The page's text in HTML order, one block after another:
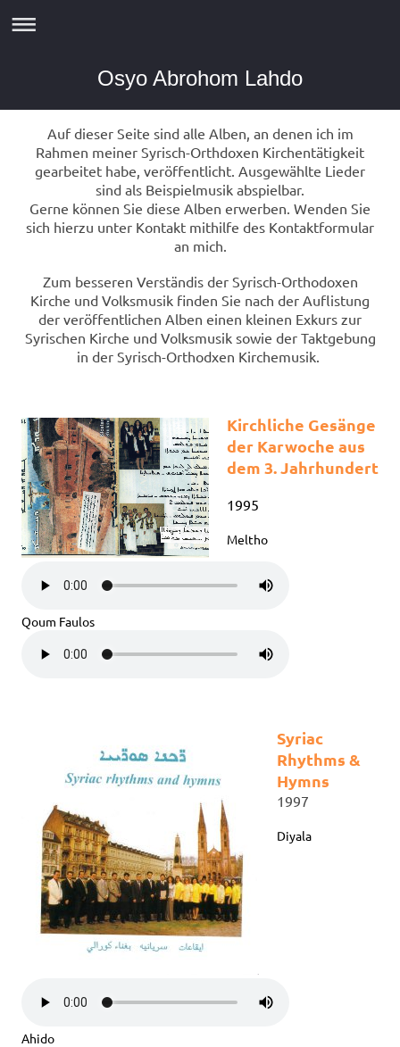
Osyo Abrohom Lahdo
Auf dieser Seite sind alle Alben, an denen ich im
Rahmen meiner Syrisch-Orthdoxen Kirchentätigkeit
gearbeitet habe, veröffentlicht. Ausgewählte Lieder
sind als Beispielmusik abspielbar.
Gerne können Sie diese Alben erwerben. Wenden Sie
sich hierzu unter Kontakt mithilfe des Kontaktformular
an mich.
Zum besseren Verständis der Syrisch-Orthodoxen
Kirche und Volksmusik finden Sie nach der Auflistung
der veröffentlichen Alben einen kleinen Exkurs zur
Syrischen Kirche und Volksmusik sowie der Taktgebung
in der Syrisch-Orthodxen Kirchemusik.
Kirchliche Gesänge
der Karwoche aus
dem 3. Jahrhundert
1995
Meltho
Qoum Faulos
Syriac
Rhythms &
Hymns
1997
Diyala
Ahido